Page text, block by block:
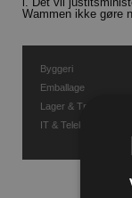
Wammen ikke gøre
Byggeri
Emballage
Lager & Transport
IT &